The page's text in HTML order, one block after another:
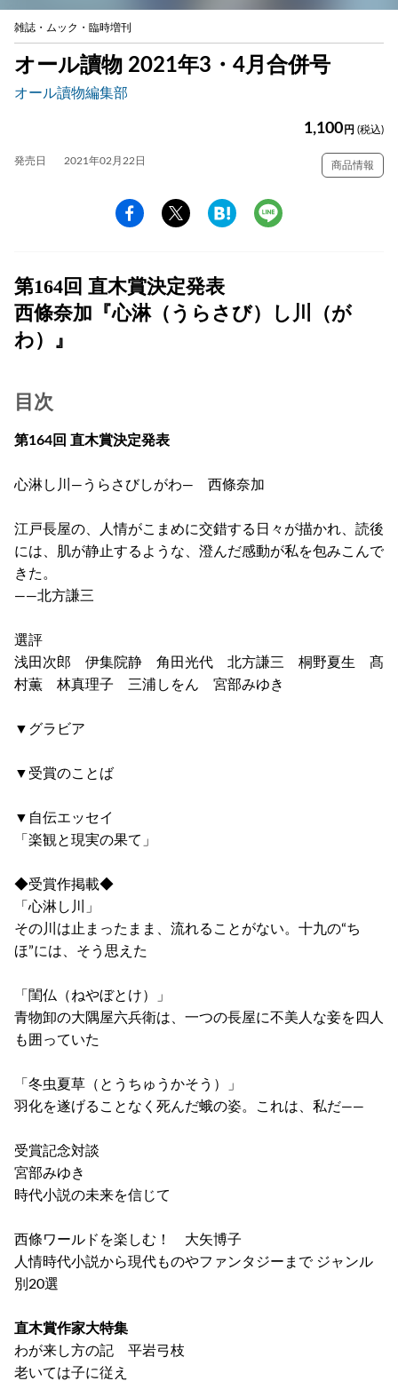
雑誌・ムック・臨時増刊
オール讀物 2021年3・4月合併号
オール讀物編集部
1,100 円 (税込)
発売日 2021年02月22日 商品情報
第164回 直木賞決定発表
西條奈加『心淋（うらさび）し川（が
わ）』
目次
第164回 直木賞決定発表
心淋し川―うらさびしがわ― 西條奈加
江戸長屋の、人情がこまめに交錯する日々が描かれ、読後
には、肌が静止するような、澄んだ感動が私を包みこんで
きた。
――北方謙三
選評
浅田次郎 伊集院静 角田光代 北方謙三 桐野夏生 髙
村薫 林真理子 三浦しをん 宮部みゆき
▼グラビア
▼受賞のことば
▼自伝エッセイ
「楽観と現実の果て」
◆受賞作掲載◆
「心淋し川」
その川は止まったまま、流れることがない。十九の“ち
ほ”には、そう思えた
「閨仏（ねやぼとけ）」
青物卸の大隅屋六兵衛は、一つの長屋に不美人な妾を四人
も囲っていた
「冬虫夏草（とうちゅうかそう）」
羽化を遂げることなく死んだ蛾の姿。これは、私だ――
受賞記念対談
宮部みゆき
時代小説の未来を信じて
西條ワールドを楽しむ！ 大矢博子
人情時代小説から現代ものやファンタジーまで ジャンル
別20選
直木賞作家大特集
わが来し方の記 平岩弓枝
老いては子に従え